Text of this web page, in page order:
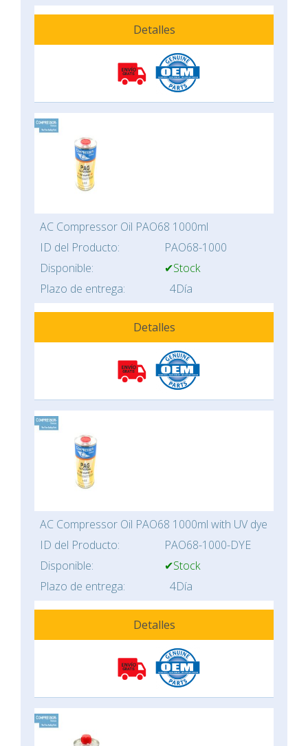
Detalles
AC Compressor Oil PAO68 1000ml
ID del Producto:
PAO68-1000
Disponible:
✔Stock
Plazo de entrega:
4Día
Detalles
AC Compressor Oil PAO68 1000ml with UV dye
ID del Producto:
PAO68-1000-DYE
Disponible:
✔Stock
Plazo de entrega:
4Día
Detalles